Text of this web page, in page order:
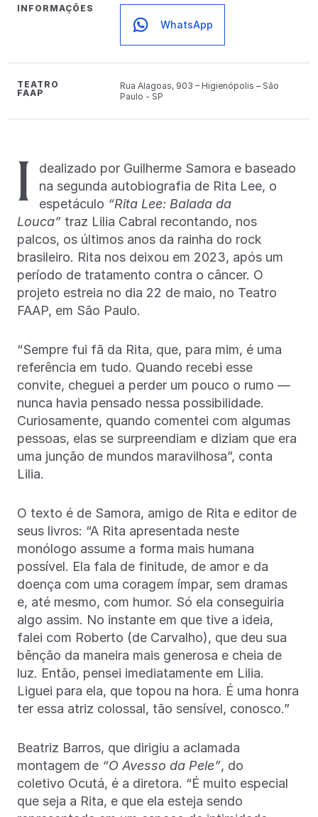
INFORMAÇÕES
WhatsApp
TEATRO
FAAP
Rua Alagoas, 903 – Higienópolis – São
Paulo - SP
I
dealizado por Guilherme Samora e baseado
na segunda autobiografia de Rita Lee, o
espetáculo “Rita Lee: Balada da
Louca” traz Lilia Cabral recontando, nos
palcos, os últimos anos da rainha do rock
brasileiro. Rita nos deixou em 2023, após um
período de tratamento contra o câncer. O
projeto estreia no dia 22 de maio, no Teatro
FAAP, em São Paulo.
“Sempre fui fã da Rita, que, para mim, é uma
referência em tudo. Quando recebi esse
convite, cheguei a perder um pouco o rumo —
nunca havia pensado nessa possibilidade.
Curiosamente, quando comentei com algumas
pessoas, elas se surpreendiam e diziam que era
uma junção de mundos maravilhosa”, conta
Lilia.
O texto é de Samora, amigo de Rita e editor de
seus livros: “A Rita apresentada neste
monólogo assume a forma mais humana
possível. Ela fala de finitude, de amor e da
doença com uma coragem ímpar, sem dramas
e, até mesmo, com humor. Só ela conseguiria
algo assim. No instante em que tive a ideia,
falei com Roberto (de Carvalho), que deu sua
bênção da maneira mais generosa e cheia de
luz. Então, pensei imediatamente em Lilia.
Liguei para ela, que topou na hora. É uma honra
ter essa atriz colossal, tão sensível, conosco.”
Beatriz Barros, que dirigiu a aclamada
montagem de “O Avesso da Pele”, do
coletivo Ocutá, é a diretora. “É muito especial
que seja a Rita, e que ela esteja sendo